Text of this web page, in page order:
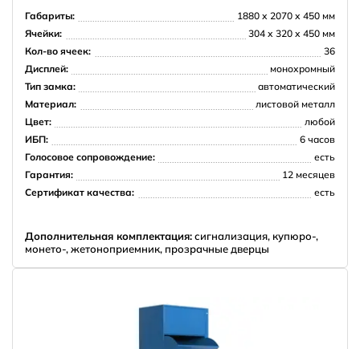
НПО Энергомаш
Габариты:
1880 х 2070 х 450 мм
Ячейки:
304 х 320 х 450 мм
Кол-во ячеек:
36
Дисплей:
монохромный
Тип замка:
автоматический
Материал:
листовой металл
Цвет:
любой
ИБП:
6 часов
Голосовое сопровождение:
есть
Гарантия:
12 месяцев
Сертификат качества:
есть
Дополнительная комплектация:сигнализация, купюро-,
монето-, жетоноприемник, прозрачные дверцы